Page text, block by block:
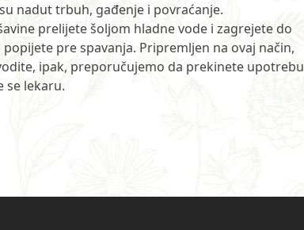
nadut trbuh, gađenje i povraćanje.
prelijete šoljom hladne vode i zagrejete do
pre spavanja. Pripremljen na ovaj način,
ipak, preporučujemo da prekinete
se lekaru.